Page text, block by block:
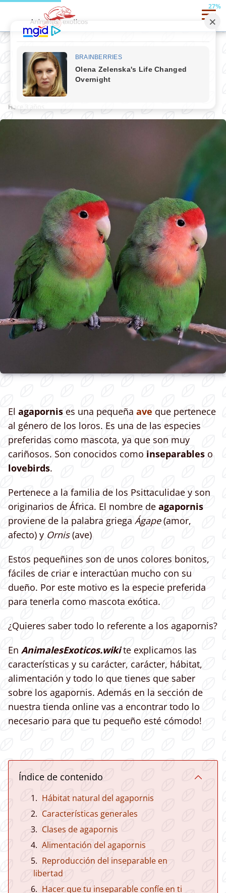
27%
Agapornis
hace 3 años
El agapornis es una pequeña ave que pertenece
al género de los loros. Es una de las especies
preferidas como mascota, ya que son muy
cariñosos. Son conocidos como inseparables o
lovebirds.
Pertenece a la familia de los Psittaculidae y son
originarios de África. El nombre de agapornis
proviene de la palabra griega Ágape(amor,
afecto) y Ornis(ave)
Estos pequeñines son de unos colores bonitos,
fáciles de criar e interactúan mucho con su
dueño. Por este motivo es la especie preferida
para tenerla como mascota exótica.
¿Quieres saber todo lo referente a los agapornis?
En AnimalesExoticos.wikite explicamos las
características y su carácter, carácter, hábitat,
alimentación y todo lo que tienes que saber
sobre los agapornis. Además en la sección de
nuestra tienda online vas a encontrar todo lo
necesario para que tu pequeño esté cómodo!
Índice de contenido
Hábitat natural del agapornis
Características generales
Clases de agapornis
Alimentación del agapornis
Reproducción del inseparable en
libertad
Hacer que tu inseparable confíe en ti